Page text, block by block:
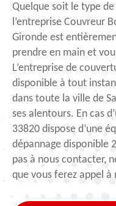
Quelque soit le type
l’entreprise Couvreur
Gironde est
prendre en main et
L’entreprise de
disponible à tout
dans toute la ville de
ses alentours. En cas
33820 dispose d’une
dépannage disponible
pas à nous contacter,
que vous ferez appel à